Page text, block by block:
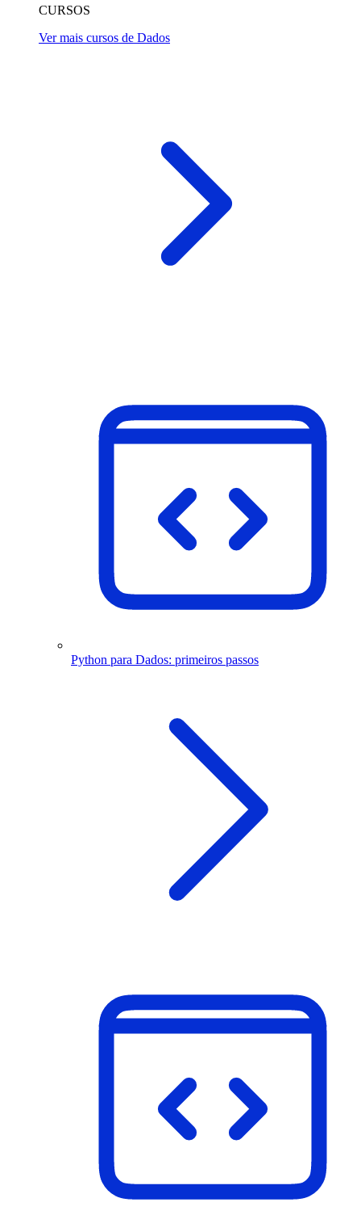
CURSOS
Ver mais cursos de Dados
Python para Dados: primeiros passos